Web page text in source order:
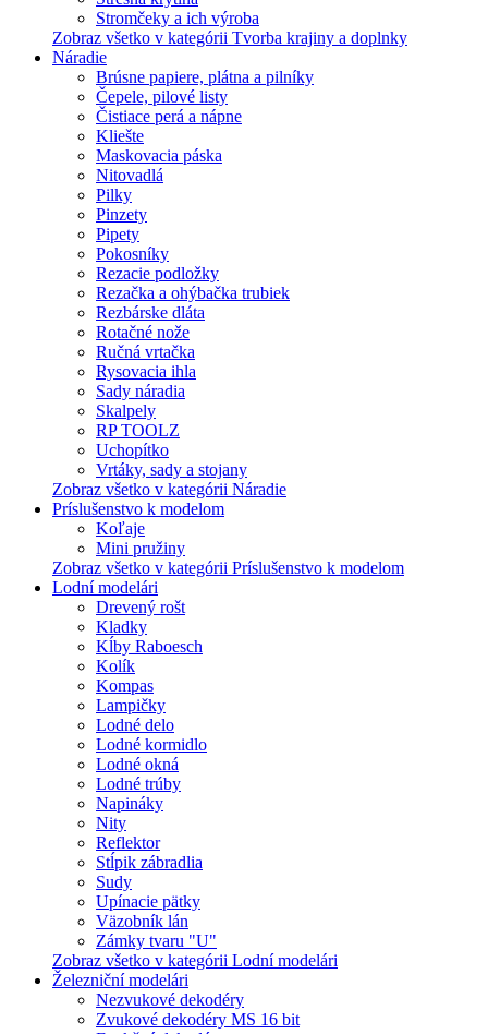
Stromčeky a ich výroba
Zobraz všetko v kategórii Tvorba krajiny a doplnky
Náradie
Brúsne papiere, plátna a pilníky
Čepele, pilové listy
Čistiace perá a nápne
Kliešte
Maskovacia páska
Nitovadlá
Pilky
Pinzety
Pipety
Pokosníky
Rezacie podložky
Rezačka a ohýbačka trubiek
Rezbárske dláta
Rotačné nože
Ručná vrtačka
Rysovacia ihla
Sady náradia
Skalpely
RP TOOLZ
Uchopítko
Vrtáky, sady a stojany
Zobraz všetko v kategórii Náradie
Príslušenstvo k modelom
Koľaje
Mini pružiny
Zobraz všetko v kategórii Príslušenstvo k modelom
Lodní modelári
Drevený rošt
Kladky
Kĺby Raboesch
Kolík
Kompas
Lampičky
Lodné delo
Lodné kormidlo
Lodné okná
Lodné trúby
Napináky
Nity
Reflektor
Stĺpik zábradlia
Sudy
Upínacie pätky
Väzobník lán
Zámky tvaru "U"
Zobraz všetko v kategórii Lodní modelári
Železniční modelári
Nezvukové dekodéry
Zvukové dekodéry MS 16 bit